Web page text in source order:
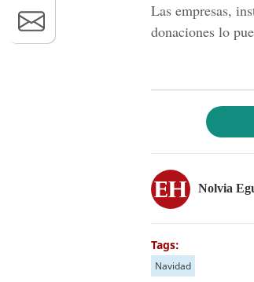
Las empresas,
donaciones lo
Nolvia
Tags:
Navidad